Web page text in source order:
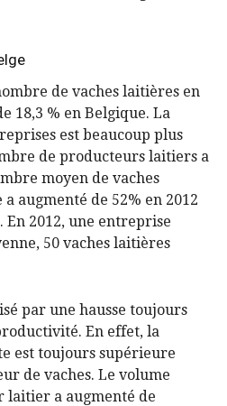
de vaches laitières en
18,3 % en Belgique. La
est beaucoup plus
de producteurs laitiers a
moyen de vaches
augmenté de 52% en 2012
En 2012, une entreprise
50 vaches laitières
par une hausse toujours
En effet, la
est toujours supérieure
de vaches. Le volume
a augmenté de